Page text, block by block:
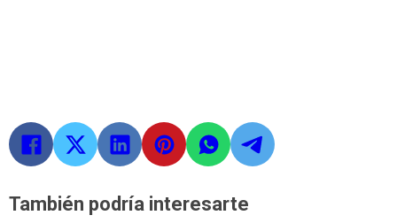
También podría interesarte